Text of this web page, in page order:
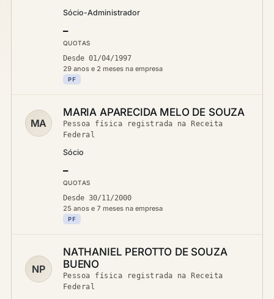
Sócio-Administrador
—
QUOTAS
Desde 01/04/1997
29 anos e 2 meses na empresa
PF
MA
MARIA APARECIDA MELO DE SOUZA
Pessoa física registrada na Receita
Federal
Sócio
—
QUOTAS
Desde 30/11/2000
25 anos e 7 meses na empresa
PF
NP
NATHANIEL PEROTTO DE SOUZA
BUENO
Pessoa física registrada na Receita
Federal